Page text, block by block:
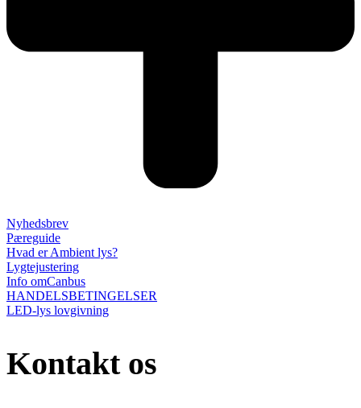
Nyhedsbrev
Pæreguide
Hvad er Ambient lys?
Lygtejustering
Info omCanbus
HANDELSBETINGELSER
LED-lys lovgivning
Kontakt os